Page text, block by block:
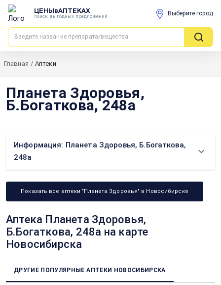
ЦЕНЫвАПТЕКАХ
поиск выгодных предложений Выберите город
Главная / Аптеки
Планета Здоровья,
Б.Богаткова, 248а
Информация: Планета Здоровья, Б.Богаткова,
248а
Показать все аптеки "Планета Здоровья" в Новосибирске
Аптека Планета Здоровья,
Б.Богаткова, 248а на карте
Новосибирска
ДРУГИЕ ПОПУЛЯРНЫЕ АПТЕКИ НОВОСИБИРСКА